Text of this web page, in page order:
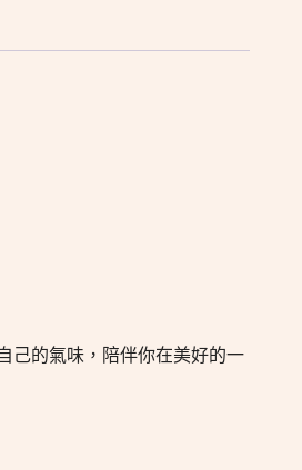
己的氣味，陪伴你在美好的一